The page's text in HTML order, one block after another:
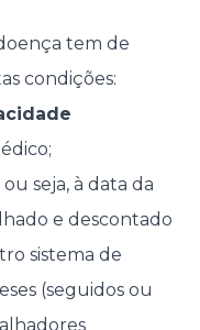
tem de
condições:
ou seja, à data da
e descontado
sistema de
(seguidos ou